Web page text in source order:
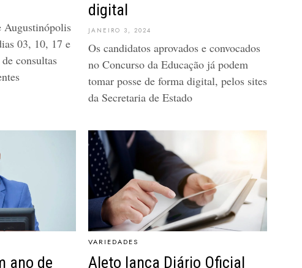
Augustinópolis
03, 10, 17 e
consultas
digital
JANEIRO 3, 2024
Os candidatos aprovados e convocados
no Concurso da Educação já podem
tomar posse de forma digital, pelos sites
da Secretaria de Estado
ano de
VARIEDADES
Aleto lança Diário Oficial